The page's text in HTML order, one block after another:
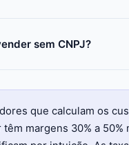
sem CNPJ?
que calculam os
margens 30% a 50%